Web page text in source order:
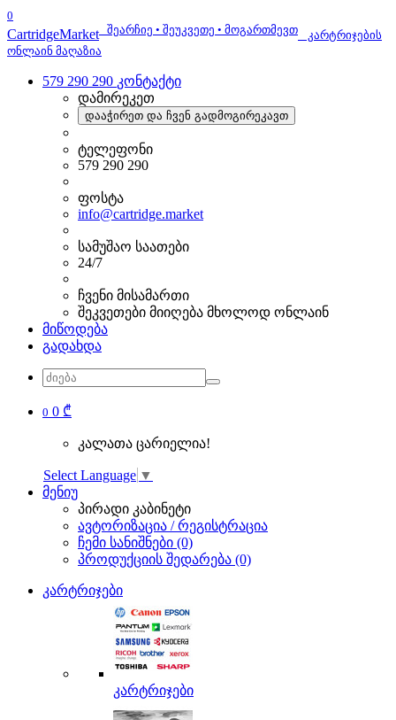
0
CartridgeMarket შეარჩიე • შეუკვეთე • მოგართმევთ
კარტრიჯების
ონლაინ მაღაზია
579 290 290 კონტაქტი
დამირეკეთ
დააჭირეთ და ჩვენ გადმოგირეკავთ
ტელეფონი
579 290 290
ფოსტა
info@cartridge.market
სამუშაო საათები
24/7
ჩვენი მისამართი
შეკვეთები მიიღება მხოლოდ ონლაინ
მიწოდება
გადახდა
0 0 ₾
კალათა ცარიელია!
Select Language ▼
მენიუ
პირადი კაბინეტი
ავტორიზაცია / რეგისტრაცია
ჩემი სანიშნები (0)
პროდუქციის შედარება (0)
კარტრიჯები
კარტრიჯები